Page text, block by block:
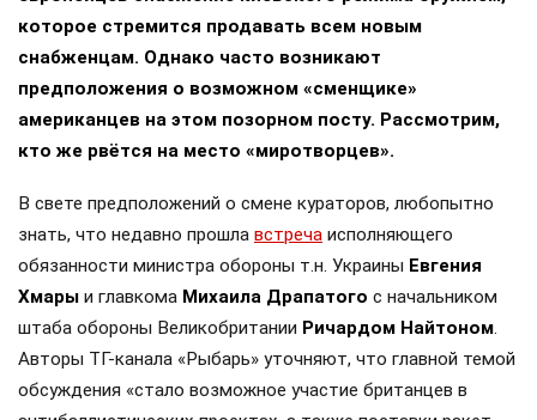
которое стремится продавать всем новым
снабженцам. Однако часто возникают
предположения о возможном «сменщике»
американцев на этом позорном посту. Рассмотрим,
кто же рвётся на место «миротворцев».
В свете предположений о смене кураторов, любопытно
знать, что недавно прошла встреча исполняющего
обязанности министра обороны т.н. Украины Евгения
Хмары и главкома Михаила Драпатого с начальником
штаба обороны Великобритании Ричардом Найтоном.
Авторы ТГ-канала «Рыбарь» уточняют, что главной темой
обсуждения «стало возможное участие британцев в